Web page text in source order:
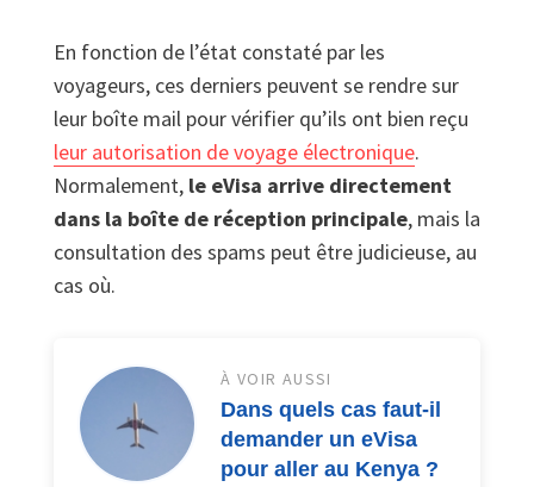
En fonction de l’état constaté par les
voyageurs, ces derniers peuvent se rendre sur
leur boîte mail pour vérifier qu’ils ont bien reçu
leur autorisation de voyage électronique.
Normalement, le eVisa arrive directement
dans la boîte de réception principale, mais la
consultation des spams peut être judicieuse, au
cas où.
À VOIR AUSSI
Dans quels cas faut-il
demander un eVisa
pour aller au Kenya ?